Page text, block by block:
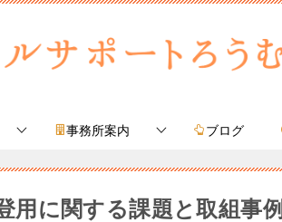
事務所案内 ブログ
用に関する課題と取組事例